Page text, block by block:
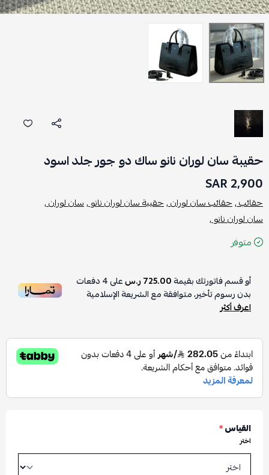
حقيبة سان لوران نانو ساك دو جور جلد اسود
2,900 SAR
حقائب ,حقائب سان لوران ,حقيبة سان لوران نانو ,سان لوران ,
سان لوران نانو ,
متوفر
أو قسم فاتورتك بقيمة725.00 ر.س على4دفعات
بدون رسوم تأخير، متوافقة مع الشريعة الإسلامية
اعرف أكثر
القياس*
اختر